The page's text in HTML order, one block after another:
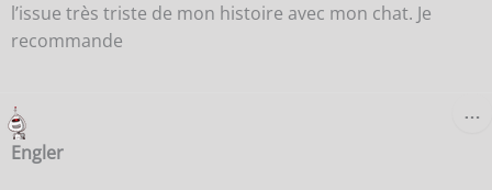
l’issue très triste de mon histoire avec mon chat. Je
recommande
Engler
…